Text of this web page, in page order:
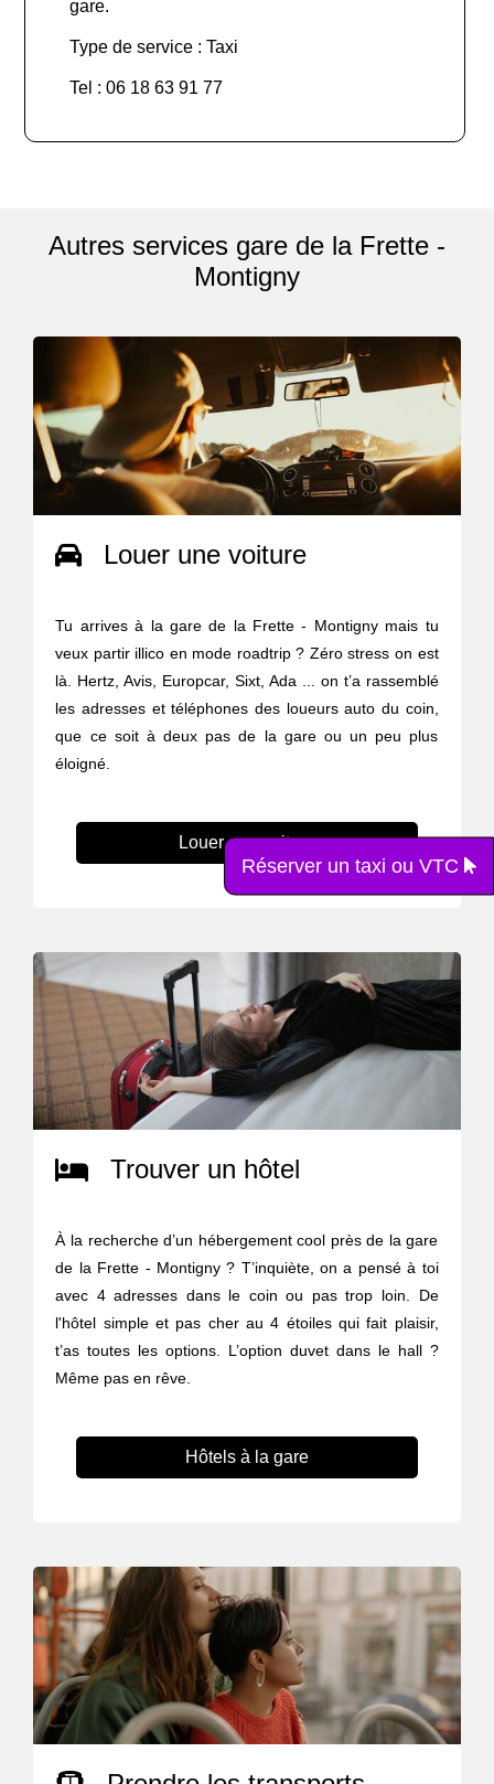
gare.
Type de service : Taxi
Tel : 06 18 63 91 77
Autres services gare de la Frette -
Montigny
Louer une voiture
Tu arrives à la gare de la Frette - Montigny mais tu
veux partir illico en mode roadtrip ? Zéro stress on est
là. Hertz, Avis, Europcar, Sixt, Ada ... on t’a rassemblé
les adresses et téléphones des loueurs auto du coin,
que ce soit à deux pas de la gare ou un peu plus
éloigné.
Louer une voiture
Trouver un hôtel
À la recherche d’un hébergement cool près de la gare
de la Frette - Montigny ? T’inquiète, on a pensé à toi
avec 4 adresses dans le coin ou pas trop loin. De
l'hôtel simple et pas cher au 4 étoiles qui fait plaisir,
t’as toutes les options. L’option duvet dans le hall ?
Même pas en rêve.
Hôtels à la gare
Réserver un taxi ou VTC